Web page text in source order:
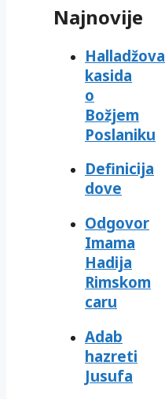
Najnovije
Halladžova
kasida
o
Božjem
Poslaniku
Definicija
dove
Odgovor
Imama
Hadija
Rimskom
caru
Adab
hazreti
Jusufa